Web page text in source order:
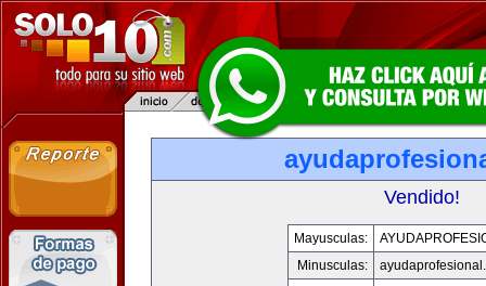
Vendido!
Mayusculas:
Minusculas: